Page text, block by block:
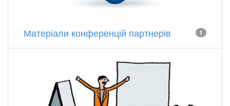
Матеріали конференцій партнерів 1